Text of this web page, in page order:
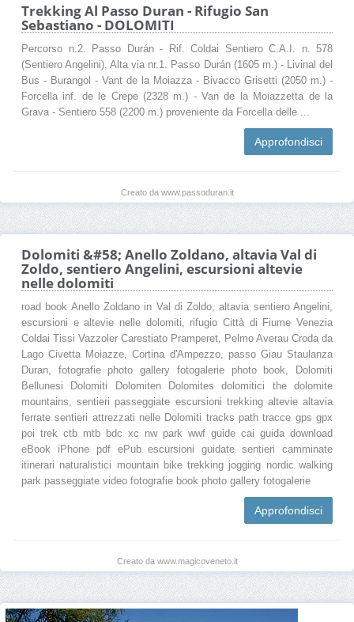
Trekking Al Passo Duran - Rifugio San
Sebastiano - DOLOMITI
Percorso n.2. Passo Durán - Rif. Coldai Sentiero C.A.I. n. 578
(Sentiero Angelini), Alta via nr.1. Passo Durán (1605 m.) - Livinal del
Bus - Burangol - Vant de la Moiazza - Bivacco Grisetti (2050 m.) -
Forcella inf. de le Crepe (2328 m.) - Van de la Moiazzetta de la
Grava - Sentiero 558 (2200 m.) proveniente da Forcella delle ...
Approfondisci
Creato da www.passoduran.it
Dolomiti &#58; Anello Zoldano, altavia Val di
Zoldo, sentiero Angelini, escursioni altevie
nelle dolomiti
road book Anello Zoldano in Val di Zoldo, altavia sentiero Angelini,
escursioni e altevie nelle dolomiti, rifugio Città di Fiume Venezia
Coldai Tissi Vazzoler Carestiato Pramperet, Pelmo Averau Croda da
Lago Civetta Moiazze, Cortina d'Ampezzo, passo Giau Staulanza
Duran, fotografie photo gallery fotogalerie photo book, Dolomiti
Bellunesi Dolomiti Dolomiten Dolomites dolomitici the dolomite
mountains, sentieri passeggiate escursioni trekking altevie altavia
ferrate sentieri attrezzati nelle Dolomiti tracks path tracce gps gpx
poi trek ctb mtb bdc xc nw park wwf guide cai guida download
eBook iPhone pdf ePub escursioni guidate sentieri camminate
itinerari naturalistici mountain bike trekking jogging nordic walking
park passeggiate video fotografie book photo gallery fotogalerie
Approfondisci
Creato da www.magicoveneto.it